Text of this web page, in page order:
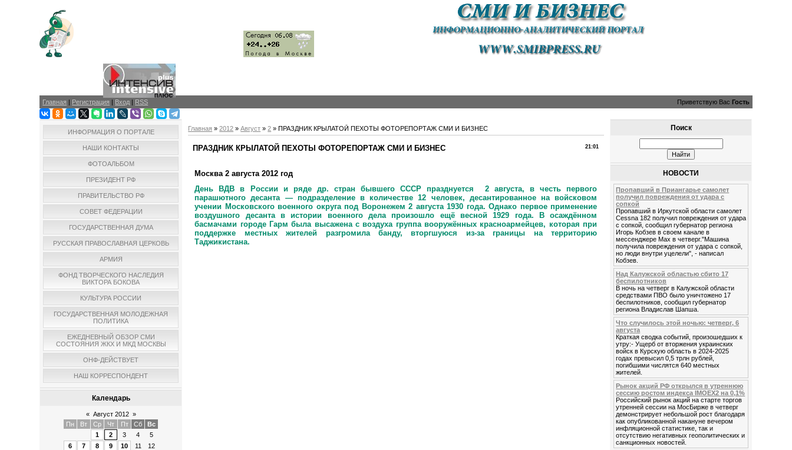
Главная | Регистрация | Вход | RSS Приветствую Вас Гость
ИНФОРМАЦИЯ О ПОРТАЛЕ
НАШИ КОНТАКТЫ
ФОТОАЛЬБОМ
ПРЕЗИДЕНТ РФ
ПРАВИТЕЛЬСТВО РФ
СОВЕТ ФЕДЕРАЦИИ
ГОСУДАРСТВЕННАЯ ДУМА
РУССКАЯ ПРАВОСЛАВНАЯ ЦЕРКОВЬ
АРМИЯ
ФОНД ТВОРЧЕСКОГО НАСЛЕДИЯ
ВИКТОРА БОКОВА
КУЛЬТУРА РОССИИ
ГОСУДАРСТВЕННАЯ МОЛОДЕЖНАЯ
ПОЛИТИКА
ЕЖЕДНЕВНЫЙ ОБЗОР СМИ
СОСТОЯНИЯ ЖКХ И МКД МОСКВЫ
ОНФ-ДЕЙСТВУЕТ
НАШ КОРРЕСПОНДЕНТ
Календарь
« Август 2012 »
Пн
Вт Ср Чт Пт Сб
Вс
1
2 3 4
5
6
7 8 9 10 11
12
Главная »2012 » Август » 2 » ПРАЗДНИК КРЫЛАТОЙ ПЕХОТЫ ФОТОРЕПОРТАЖ СМИ И БИЗНЕС
21:01
ПРАЗДНИК КРЫЛАТОЙ ПЕХОТЫ ФОТОРЕПОРТАЖ СМИ И БИЗНЕС
Москва 2 августа 2012 год
День ВДВ в России и ряде др. стран бывшего СССР празднуется 2 августа, в честь первого
парашютного десанта — подразделение в количестве 12 человек, десантированное на войсковом
учении Московского военного округа под Воронежем 2 августа 1930 года. Однако первое применение
воздушного десанта в истории военного дела произошло ещё весной 1929 года. В осаждённом
басмачами городе Гарм была высажена с воздуха группа вооружённых красноармейцев, которая при
поддержке местных жителей разгромила банду, вторгшуюся из-за границы на территорию
Таджикистана.
Поиск
НОВОСТИ
Пропавший в Приангарье самолет
получил повреждения от удара с
сопкой
Пропавший в Иркутской области самолет
Cessna 182 получил повреждения от удара
с сопкой, сообщил губернатор региона
Игорь Кобзев в своем канале в
мессенджере Мах в четверг."Машина
получила повреждения от удара с сопкой,
но люди внутри уцелели", - написал
Кобзев.
Над Калужской областью сбито 17
беспилотников
В ночь на четверг в Калужской области
средствами ПВО было уничтожено 17
беспилотников, сообщил губернатор
региона Владислав Шапша.
Что случилось этой ночью: четверг, 6
августа
Краткая сводка событий, произошедших к
утру:- Ущерб от вторжения украинских
войск в Курскую область в 2024-2025
годах превысил 0,5 трлн рублей,
погибшими числятся 640 местных
жителей.
Рынок акций РФ открылся в утреннюю
сессию ростом индекса IMOEX2 на 0,1%
Российский рынок акций на старте торгов
утренней сессии на МосБирже в четверг
демонстрирует небольшой рост благодаря
как опубликованной накануне вечером
инфляционной статистике, так и
отсутствию негативных геополитических и
санкционных новостей.